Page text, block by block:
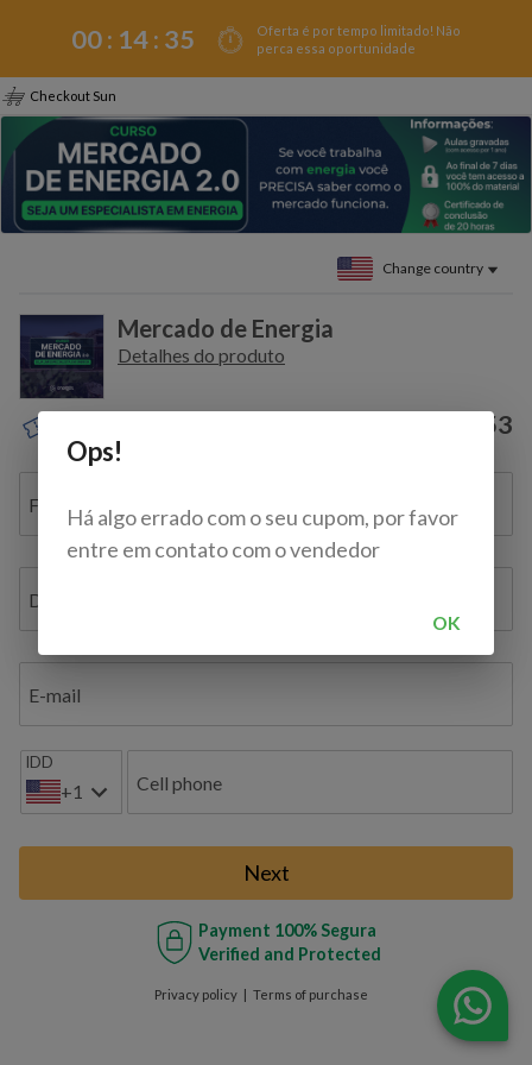
00 : 14: 35
Oferta é por tempo limitado! Não
perca essa oportunidade
Checkout Sun
Change country
Mercado de Energia
Detalhes do produto
$159.53
Full name
Document ID / VAT / TAX ID / Bil. de Identidade
E-mail
IDD
+1 Cell phone
Next
Payment 100% Segura
Verified and Protected
Privacy policy Terms of purchase
Ops!
Há algo errado com o seu cupom, por favor
entre em contato com o vendedor
OK